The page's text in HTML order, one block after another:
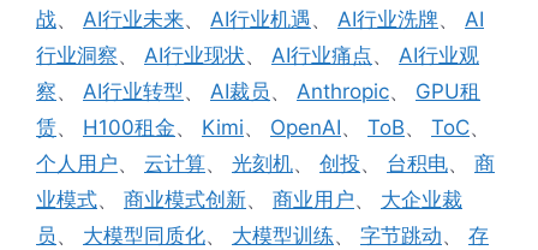
战、 AI行业未来、 AI行业机遇、 AI行业洗牌、 AI
行业洞察、 AI行业现状、 AI行业痛点、 AI行业观
察、 AI行业转型、 AI裁员 、 Anthropic、 GPU租
赁、 H100租金、 Kimi、 OpenAI、 ToB、 ToC、
个人用户、 云计算、 光刻机、 创投、 台积电、 商
业模式、 商业模式创新、 商业用户、 大企业裁
员 、 大模型同质化、 大模型训练、 字节跳动、 存